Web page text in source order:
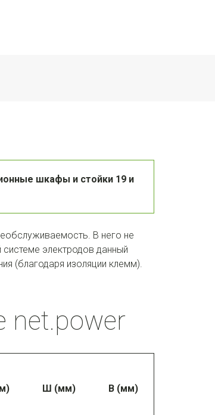
шкафы и стойки 19 и
В него не
электродов данный
(благодаря изоляции клемм).
net.power
Ш (мм) В (мм)